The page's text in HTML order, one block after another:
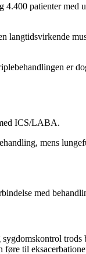
4.400 patienter med
langtidsvirkende
er
ICS/LABA.
mens
med
til